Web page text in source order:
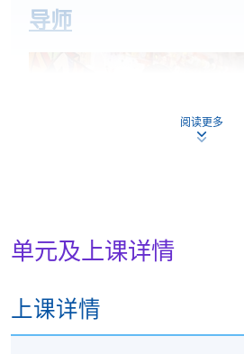
导师
从事扎作行业30 多年，除了利
不同的作品，许师傅更会教授不
致力推广、宣扬和传承传统工
阅读更多
单元及上课详情
上课详情